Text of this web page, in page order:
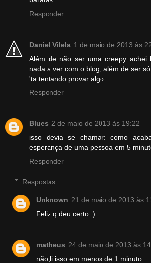
Responder
Daniel Vilela 1 de maio de 2013 às
Além de não ser uma creepy achei
nada a ver com o blog, além de ser
'ta tentando provar algo.
Responder
Blues 2 de maio de 2013 às 19:22
isso devia se chamar: como
esperança de uma pessoa em 5
Responder
Respostas
Unknown 21 de maio de 2013 às
Feliz q deu certo :)
matheus 24 de maio de 2013 às
não,li isso em menos de 1 minuto